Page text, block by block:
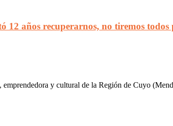
12 años recuperarnos, no tiremos
y cultural de la Región de Cuyo